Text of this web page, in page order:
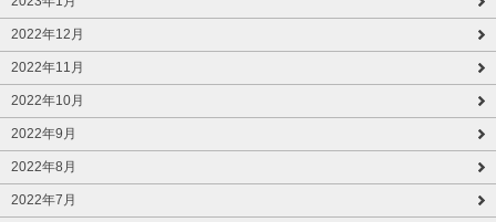
2022年12月
2022年11月
2022年10月
2022年9月
2022年8月
2022年7月